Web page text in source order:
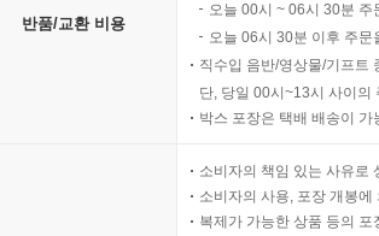
반품/교환 비용
오늘 00시 ~ 06시 30분
오늘 06시 30분 이후 주
직수입 음반/영상물/기프트
단, 당일 00시~13시 사이의
박스 포장은 택배 배송이
소비자의 책임 있는 사유로
소비자의 사용, 포장 개봉
복제가 가능한 상품 등의